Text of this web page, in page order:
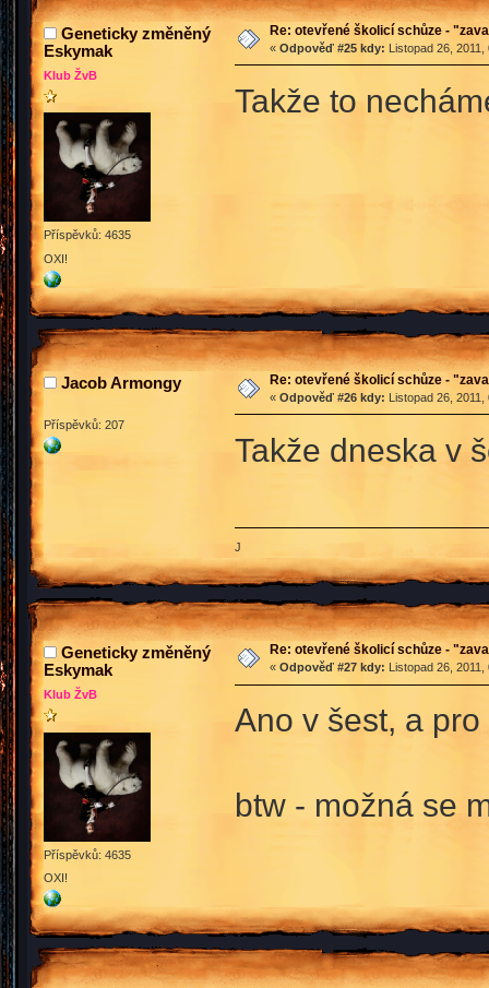
Geneticky změněný
Eskymak
Klub ŽvB
Příspěvků: 4635
OXI!
Re: otevřené školicí schůze -
« Odpověď #25 kdy: Listopad 26,
Takže to
Jacob Armongy
Příspěvků: 207
Re: otevřené školicí schůze -
« Odpověď #26 kdy: Listopad 26,
Takže dneska v
J
Geneticky změněný
Eskymak
Klub ŽvB
Příspěvků: 4635
OXI!
Re: otevřené školicí schůze -
« Odpověď #27 kdy: Listopad 26,
Ano v šest, a
btw - možná se